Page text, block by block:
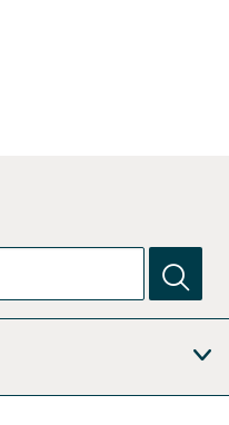
för att navigera